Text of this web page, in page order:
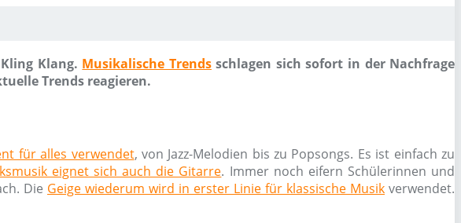
Klang. Musikalische Trendsschlagen sich sofort in der Nachfrage
Trends reagieren.
für alles verwendet, von Jazz-Melodien bis zu Popsongs. Es ist einfach zu
eignet sich auch die Gitarre. Immer noch eifern Schülerinnen und
Die Geige wiederum wird in erster Linie für klassische Musik verwendet.